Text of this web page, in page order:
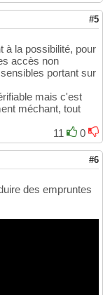
#5
à la possibilité, pour
accès non
portant sur
mais c'est
méchant, tout
11
0
#6
des empruntes